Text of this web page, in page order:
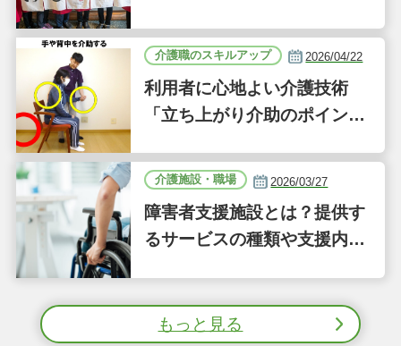
D」に注目｜気になるあの介
護施設
介護職のスキルアップ 2026/04/22
利用者に心地よい介護技術
「立ち上がり介助のポイン
（41）
介護施設・職場 2026/03/27
障害者支援施設とは？提供す
るサービスの種類や支援内容
もっと見る